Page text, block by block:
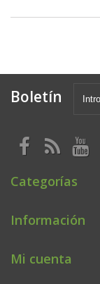
Boletín
Categorías
Información
Mi cuenta